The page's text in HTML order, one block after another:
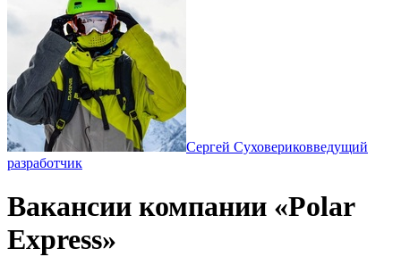
Сергей Суховериковведущий
разработчик
Вакансии компании «Polar
Express»